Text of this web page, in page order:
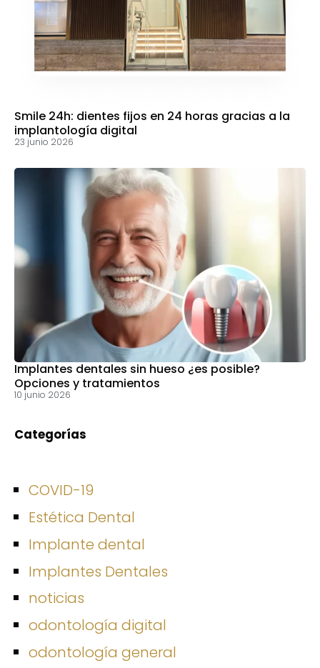
Smile 24h: dientes fijos en 24 horas gracias a la
implantología digital
23 junio 2026
Implantes dentales sin hueso ¿es posible?
Opciones y tratamientos
10 junio 2026
Categorías
COVID-19
Estética Dental
Implante dental
Implantes Dentales
noticias
odontología digital
odontología general